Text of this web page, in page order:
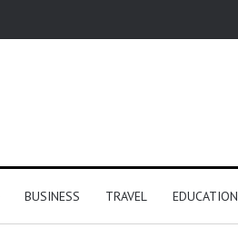
BUSINESS TRAVEL EDUCATION